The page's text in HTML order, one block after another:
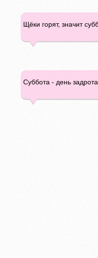
Щёки горят, значит
Суббота - день задрота.